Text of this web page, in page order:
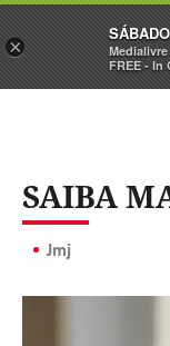
Sábado
SAIBA
Jmj
×
Medialivre
FREE - In